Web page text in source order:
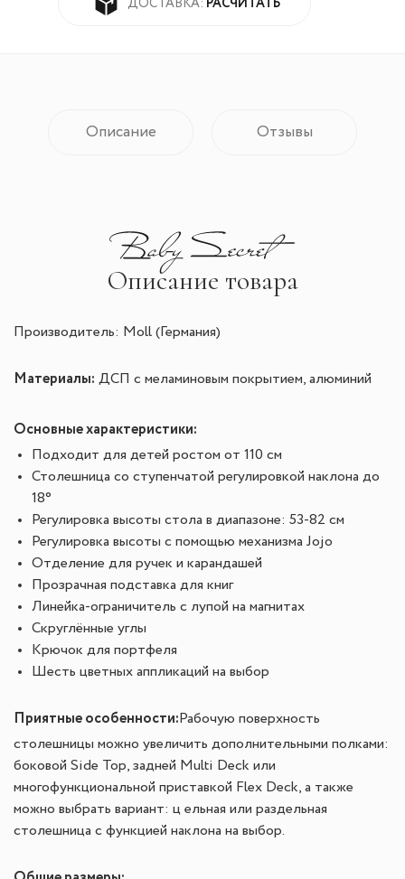
ДОСТАВКА:
Описание Отзывы
Описание товара
Производитель: Moll (Германия)
Материалы: ДСП с меламиновым покрытием, алюминий
Основные характеристики:
Подходит для детей ростом от 110 см
Столешница со ступенчатой регулировкой наклона до
18°
Регулировка высоты стола в диапазоне: 53-82 см
Регулировка высоты с помощью механизма Jojo
Отделение для ручек и карандашей
Прозрачная подставка для книг
Линейка-ограничитель с лупой на магнитах
Скруглённые углы
Крючок для портфеля
Шесть цветных аппликаций на выбор
Приятные особенности: Рабочую поверхность
столешницы можно увеличить дополнительными полками:
боковой Side Top, задней Multi Deck или
многофункциональной приставкой Flex Deck, а также
можно выбрать вариант: ц ельная или раздельная
столешница с функцией наклона на выбор.